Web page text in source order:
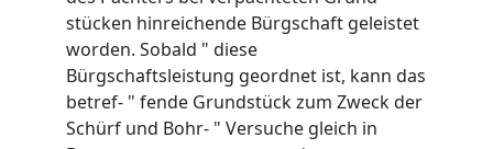
stücken hinreichende Bürgschaft geleistet
worden. Sobald " diese
Bürgschaftsleistung geordnet ist, kann das
betref- " fende Grundstück zum Zweck der
Schürf und Bohr- " Versuche gleich in